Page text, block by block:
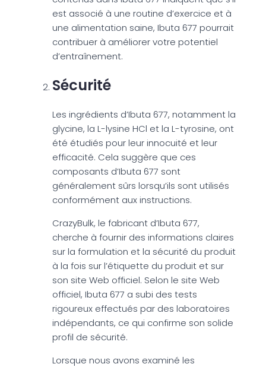
est associé à une routine d’exercice et à
une alimentation saine, Ibuta 677 pourrait
contribuer à améliorer votre potentiel
d’entraînement.
Sécurité
Les ingrédients d’Ibuta 677, notamment la
glycine, la L-lysine HCl et la L-tyrosine, ont
été étudiés pour leur innocuité et leur
efficacité. Cela suggère que ces
composants d’Ibuta 677 sont
généralement sûrs lorsqu’ils sont utilisés
conformément aux instructions.
CrazyBulk, le fabricant d’Ibuta 677,
cherche à fournir des informations claires
sur la formulation et la sécurité du produit
à la fois sur l’étiquette du produit et sur
son site Web officiel. Selon le site Web
officiel, Ibuta 677 a subi des tests
rigoureux effectués par des laboratoires
indépendants, ce qui confirme son solide
profil de sécurité.
Lorsque nous avons examiné les